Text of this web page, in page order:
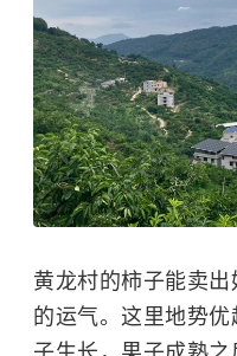
黄龙村的柿子能卖
的运气。这里地势